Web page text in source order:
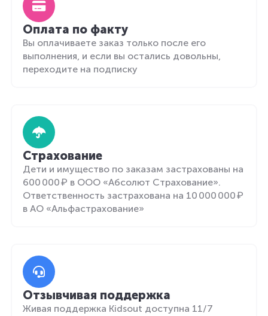
Оплата по факту
Вы оплачиваете заказ только после его
выполнения, и если вы остались довольны,
переходите на подписку
Страхование
Дети и имущество по заказам застрахованы на
600 000 ₽ в ООО «Абсолют Страхование».
Ответственность застрахована на 10 000 000 ₽
в АО «Альфастрахование»
Отзывчивая поддержка
Живая поддержка Kidsout доступна 11/7